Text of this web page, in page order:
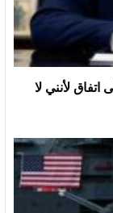
لأنني لا